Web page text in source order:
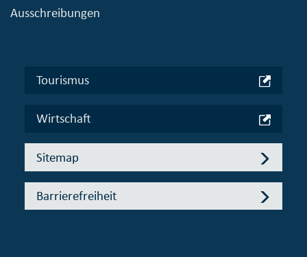
Ausschreibungen
Tourismus
Wirtschaft
Sitemap
Barrierefreiheit